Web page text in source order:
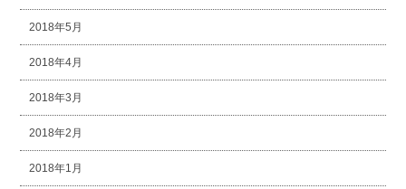
2018年5月
2018年4月
2018年3月
2018年2月
2018年1月